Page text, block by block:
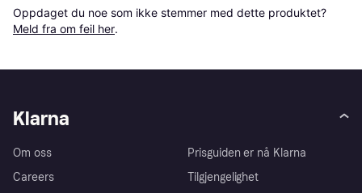
Oppdaget du noe som ikke stemmer med dette produktet?
Meld fra om feil her.
Klarna
Om oss
Careers
Prisguiden er nå Klarna
Tilgjengelighet